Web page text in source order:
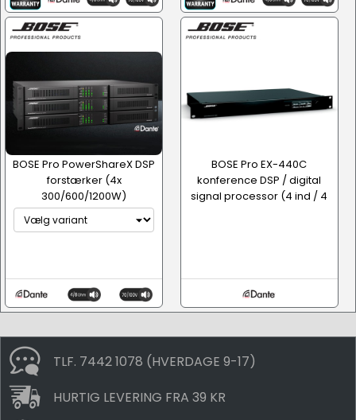
BOSE Pro PowerShareX DSP
forstærker (4x
300/600/1200W)
BOSE Pro EX-440C
konference DSP / digital
signal processor (4 ind / 4
TLF. 7442 1078 (HVERDAGE 9-17)
HURTIG LEVERING FRA 39 KR